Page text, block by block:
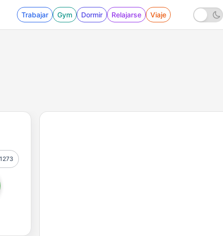
Trabajar Gym Dormir Relajarse Viaje
1273